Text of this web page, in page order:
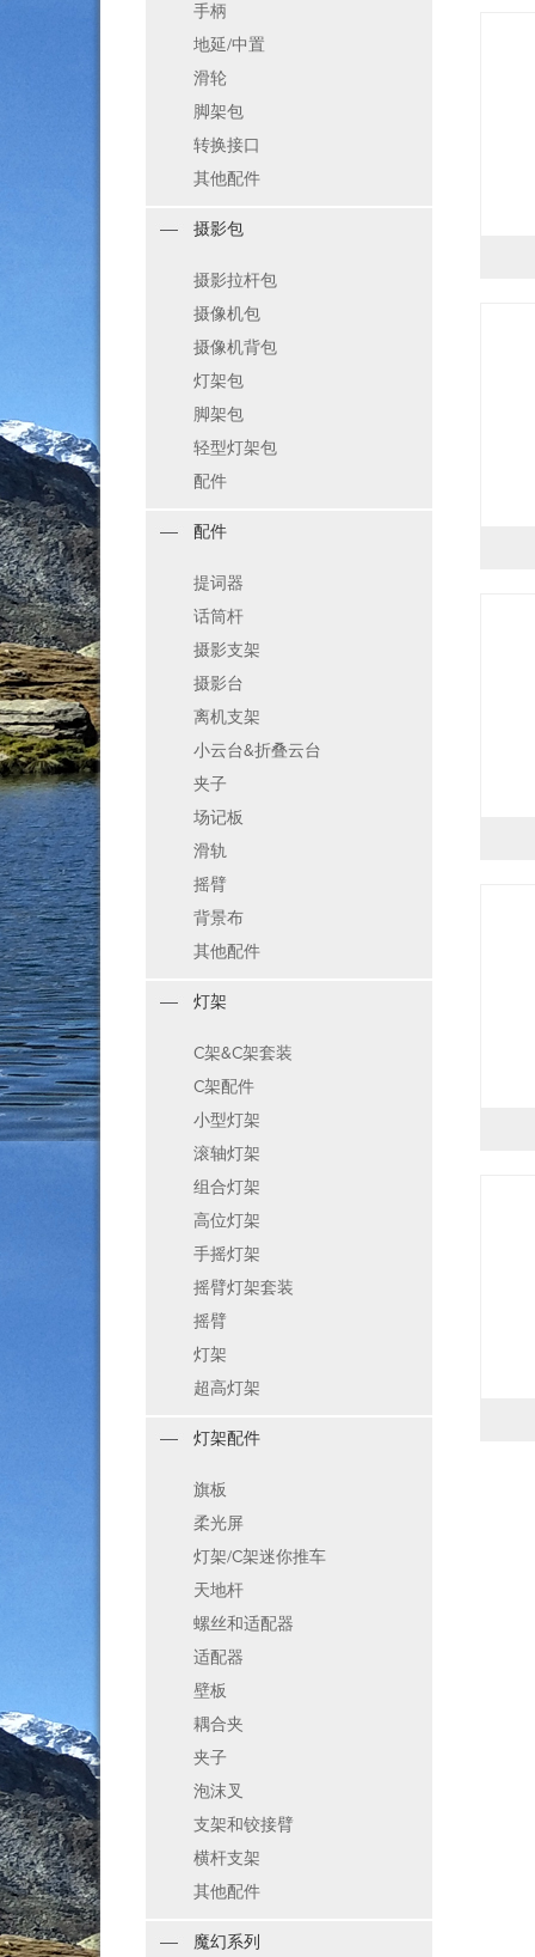
手柄
地延/中置
滑轮
脚架包
转换接口
其他配件
摄影包
摄影拉杆包
摄像机包
摄像机背包
灯架包
脚架包
轻型灯架包
配件
配件
提词器
话筒杆
摄影支架
摄影台
离机支架
小云台&折叠云台
夹子
场记板
滑轨
摇臂
背景布
其他配件
灯架
C架&C架套装
C架配件
小型灯架
滚轴灯架
组合灯架
高位灯架
手摇灯架
摇臂灯架套装
摇臂
灯架
超高灯架
灯架配件
旗板
柔光屏
灯架/C架迷你推车
天地杆
螺丝和适配器
适配器
壁板
耦合夹
夹子
泡沫叉
支架和铰接臂
横杆支架
其他配件
魔幻系列